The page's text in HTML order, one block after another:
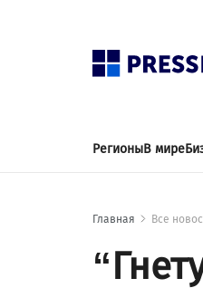
РегионыВ мире
Главная Все